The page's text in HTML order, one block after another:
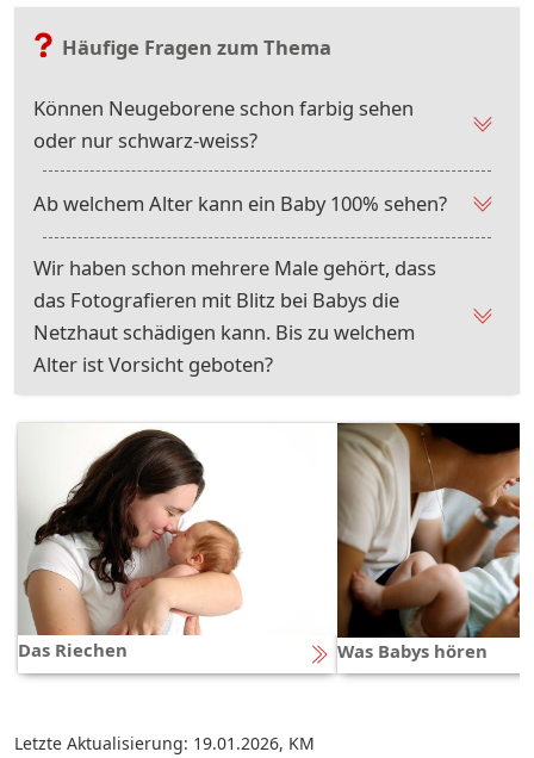
Häufige Fragen zum Thema
Können Neugeborene schon farbig sehen
oder nur schwarz-weiss?
Ab welchem Alter kann ein Baby 100% sehen?
Wir haben schon mehrere Male gehört, dass
das Fotografieren mit Blitz bei Babys die
Netzhaut schädigen kann. Bis zu welchem
Alter ist Vorsicht geboten?
Das Riechen Was Babys hören
Letzte Aktualisierung: 19.01.2026, KM